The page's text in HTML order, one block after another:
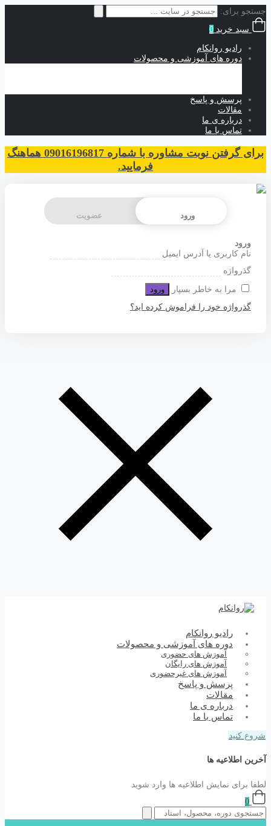
جستجو برای:
سبد خرید 0
رادیو روانکام
دوره های آموزشی و محصولات
پرسش و پاسخ
مقالات
درباره ی ما
تماس با ما
برای گرفتن نوبت مشاوره با شماره 09016196817 هماهنگ
فرمایید.
ورود عضویت
ورود
نام کاربری یا آدرس ایمیل
گذرواژه
مرا به خاطر بسپار
ورود
گذرواژه خود را فراموش کرده اید؟
رادیو روانکام
دوره های آموزشی و محصولات
آموزش های حضوری
آموزش های رایگان
آموزش های غیرحضوری
پرسش و پاسخ
مقالات
درباره ی ما
تماس با ما
شروع کنید
آخرین اطلاعیه ها
لطفا برای نمایش اطلاعیه ها وارد شوید
0